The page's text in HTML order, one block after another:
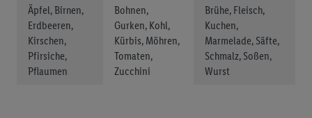
Äpfel, Birnen,
Erdbeeren,
Kirschen,
Pfirsiche,
Pflaumen
Bohnen,
Gurken, Kohl,
Kürbis, Möhren,
Tomaten,
Zucchini
Brühe, Fleisch,
Kuchen,
Marmelade, Säfte,
Schmalz, Soßen,
Wurst